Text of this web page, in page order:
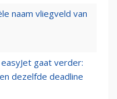
naam vliegveld van
gaat verder:
dezelfde deadline